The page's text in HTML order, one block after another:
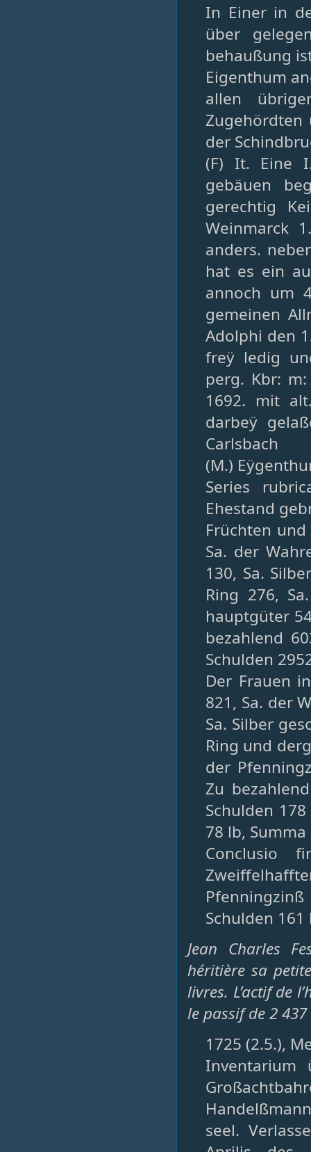
In Einer in
über
behaußung
Eigenthum
allen
Zugehördten
der
(F) It. Eine
gebäuen
gerechtig
Weinmarck
anders.
hat es ein
annoch um
gemeinen
Adolphi den
freÿ ledig
perg. Kbr:
1692. mit
darbeÿ
Carlsbach
(M.)
Series
Ehestand
Früchten
Sa. der
130, Sa.
Ring 276,
hauptgüter
bezahlend
Schulden
Der Frauen
821, Sa. der
Sa. Silber
Ring und
der
Zu
Schulden
78 lb,
Conclusio
Schulden 161
Jean Charles
héritière sa
livres. L’actif de
le passif de 2
1725 (2.5.),
Inventarium
seel.